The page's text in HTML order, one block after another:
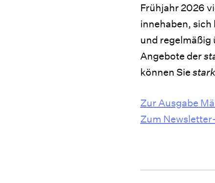
Frühjahr 2026
innehaben,
und regelmäßig
Angebote der
können Sie
Zur Ausgabe
Zum